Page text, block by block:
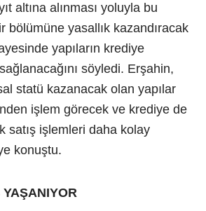
altına alınması yoluyla bu
bölümüne yasallık kazandıracak
yapıların krediye
söyledi. Erşahin,
statü kazanacak olan yapılar
işlem görecek ve krediye de
satış işlemleri daha kolay
konuştu.